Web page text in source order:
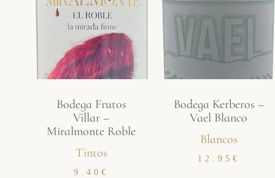
Bodega Frutos
Villar –
Miralmonte Roble
Tintos
9.40€
Bodega Kerberos –
Vael Blanco
Blancos
12.95 €